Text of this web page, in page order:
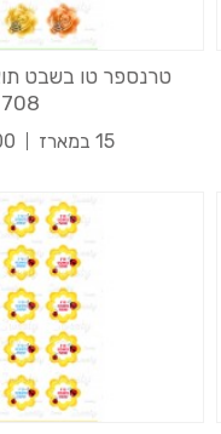
טרנספר טו בשבט
708
15 במארז